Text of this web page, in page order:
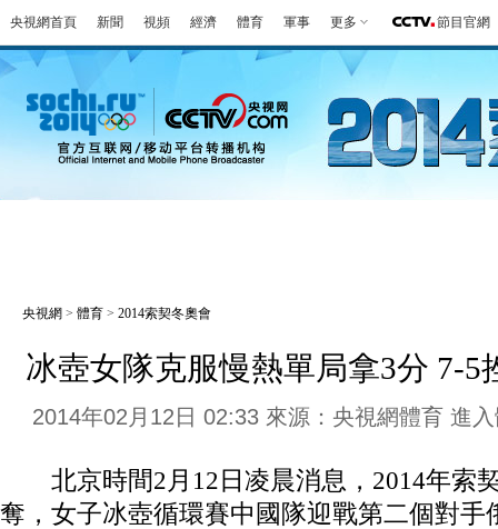
央視網首頁 新聞 視頻 經濟 體育 軍事 更多 節目官網
央視網 > 體育 > 2014索契冬奧會
冰壺女隊克服慢熱單局拿3分 7-5
2014年02月12日 02:33 來源：央視網體育 進
北京時間2月12日凌晨消息，2014年索
奪，女子冰壺循環賽中國隊迎戰第二個對手